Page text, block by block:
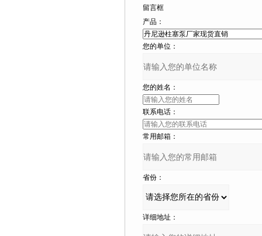
留言框
产品：
您的单位：
您的姓名：
联系电话：
常用邮箱：
省份：
详细地址：